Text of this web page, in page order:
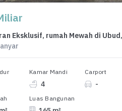
Kamar Mandi
4
Carport
-
Luas Bangunan